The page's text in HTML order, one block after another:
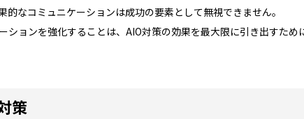
なコミュニケーションは成功の要素として無視できません。
ションを強化することは、AIO対策の効果を最大限に引き出すた
策